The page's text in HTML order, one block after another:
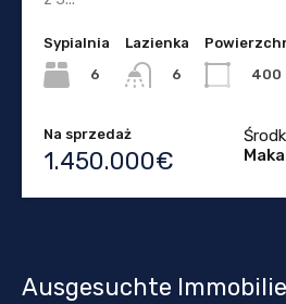
Sypialnia
6
Lazienka
6
400
Na sprzedaż
1.450.000€
Ausgesuchte